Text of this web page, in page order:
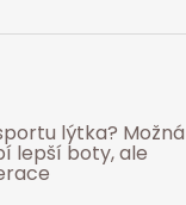
lýtka? Možná
lepší boty, ale